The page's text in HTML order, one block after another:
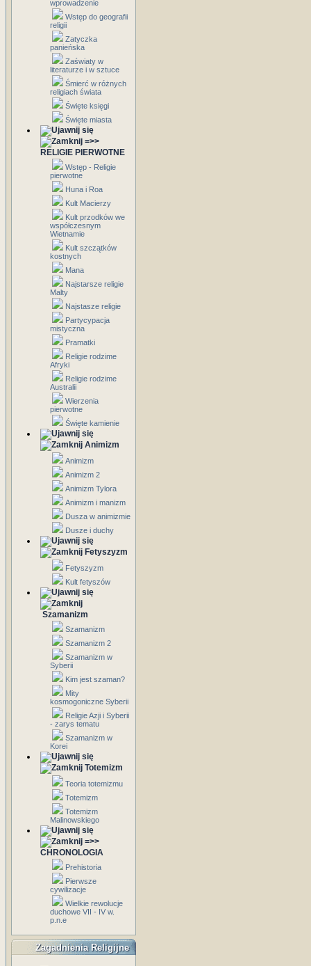
wprowadzenie
Wstęp do geografii
religii
Zatyczka
panieńska
Zaświaty w
literaturze i w sztuce
Śmierć w różnych
religiach świata
Święte księgi
Święte miasta
=>>
RELIGIE PIERWOTNE
Wstęp - Religie
pierwotne
Huna i Roa
Kult Macierzy
Kult przodków we
współczesnym
Wietnamie
Kult szczątków
kostnych
Mana
Najstarsze religie
Malty
Najstasze religie
Partycypacja
mistyczna
Pramatki
Religie rodzime
Afryki
Religie rodzime
Australii
Wierzenia
pierwotne
Święte kamienie
Animizm
Animizm
Animizm 2
Animizm Tylora
Animizm i manizm
Dusza w animizmie
Dusze i duchy
Fetyszyzm
Fetyszyzm
Kult fetyszów
Szamanizm
Szamanizm
Szamanizm 2
Szamanizm w
Syberii
Kim jest szaman?
Mity
kosmogoniczne Syberii
Religie Azji i Syberii
- zarys tematu
Szamanizm w
Korei
Totemizm
Teoria totemizmu
Totemizm
Totemizm
Malinowskiego
=>>
CHRONOLOGIA
Prehistoria
Pierwsze
cywilizacje
Wielkie rewolucje
duchowe VII - IV w.
p.n.e
Zagadnienia Religijne